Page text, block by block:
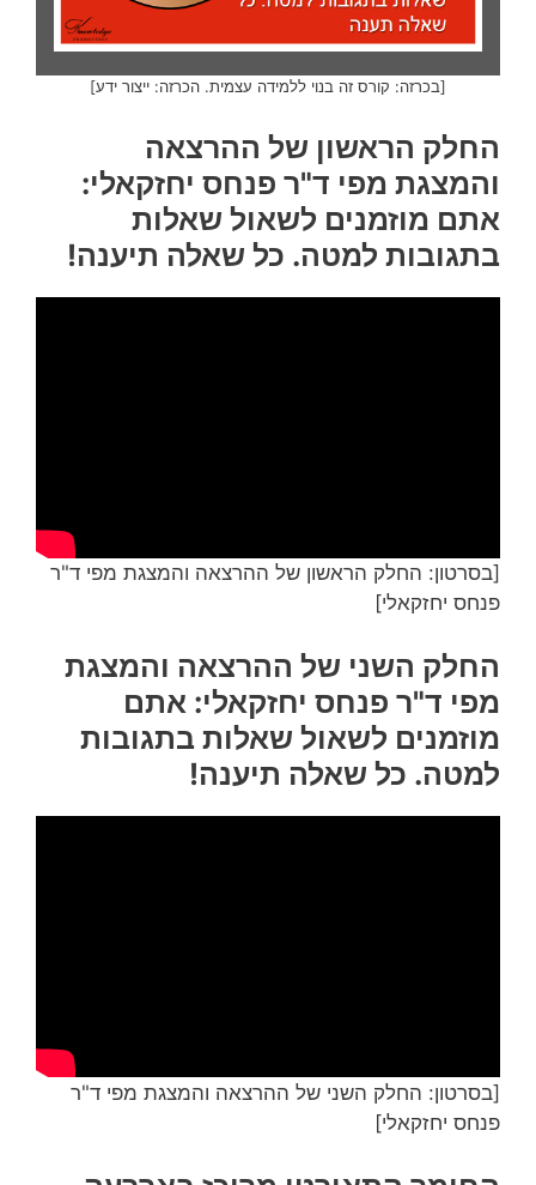
[בכרזה: קורס זה בנוי ללמידה עצמית. הכרזה: ייצור ידע]
החלק הראשון של ההרצאה
והמצגת מפי ד"ר פנחס יחזקאלי:
אתם מוזמנים לשאול שאלות
בתגובות למטה. כל שאלה תיענה!
[בסרטון: החלק הראשון של ההרצאה והמצגת מפי ד"ר
פנחס יחזקאלי]
החלק השני של ההרצאה והמצגת
מפי ד"ר פנחס יחזקאלי: אתם
מוזמנים לשאול שאלות בתגובות
למטה. כל שאלה תיענה!
[בסרטון: החלק השני של ההרצאה והמצגת מפי ד"ר
פנחס יחזקאלי]